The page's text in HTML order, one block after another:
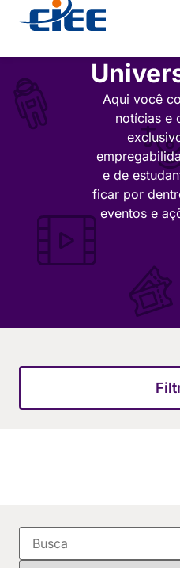
Aqui você
notícias e
e de
ficar por
eventos e